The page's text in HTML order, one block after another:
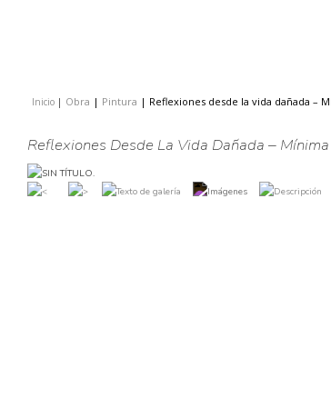
Inicio | Obra | Pintura | Reflexiones desde la vida dañada –
Reflexiones Desde La Vida Dañada –